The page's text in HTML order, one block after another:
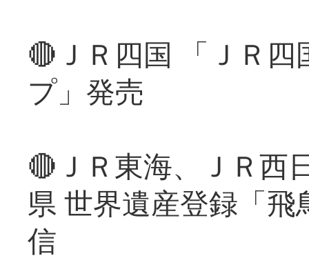
🔴ＪＲ四国 「ＪＲ
プ」発売
🔴ＪＲ東海、ＪＲ西
県 世界遺産登録「
信